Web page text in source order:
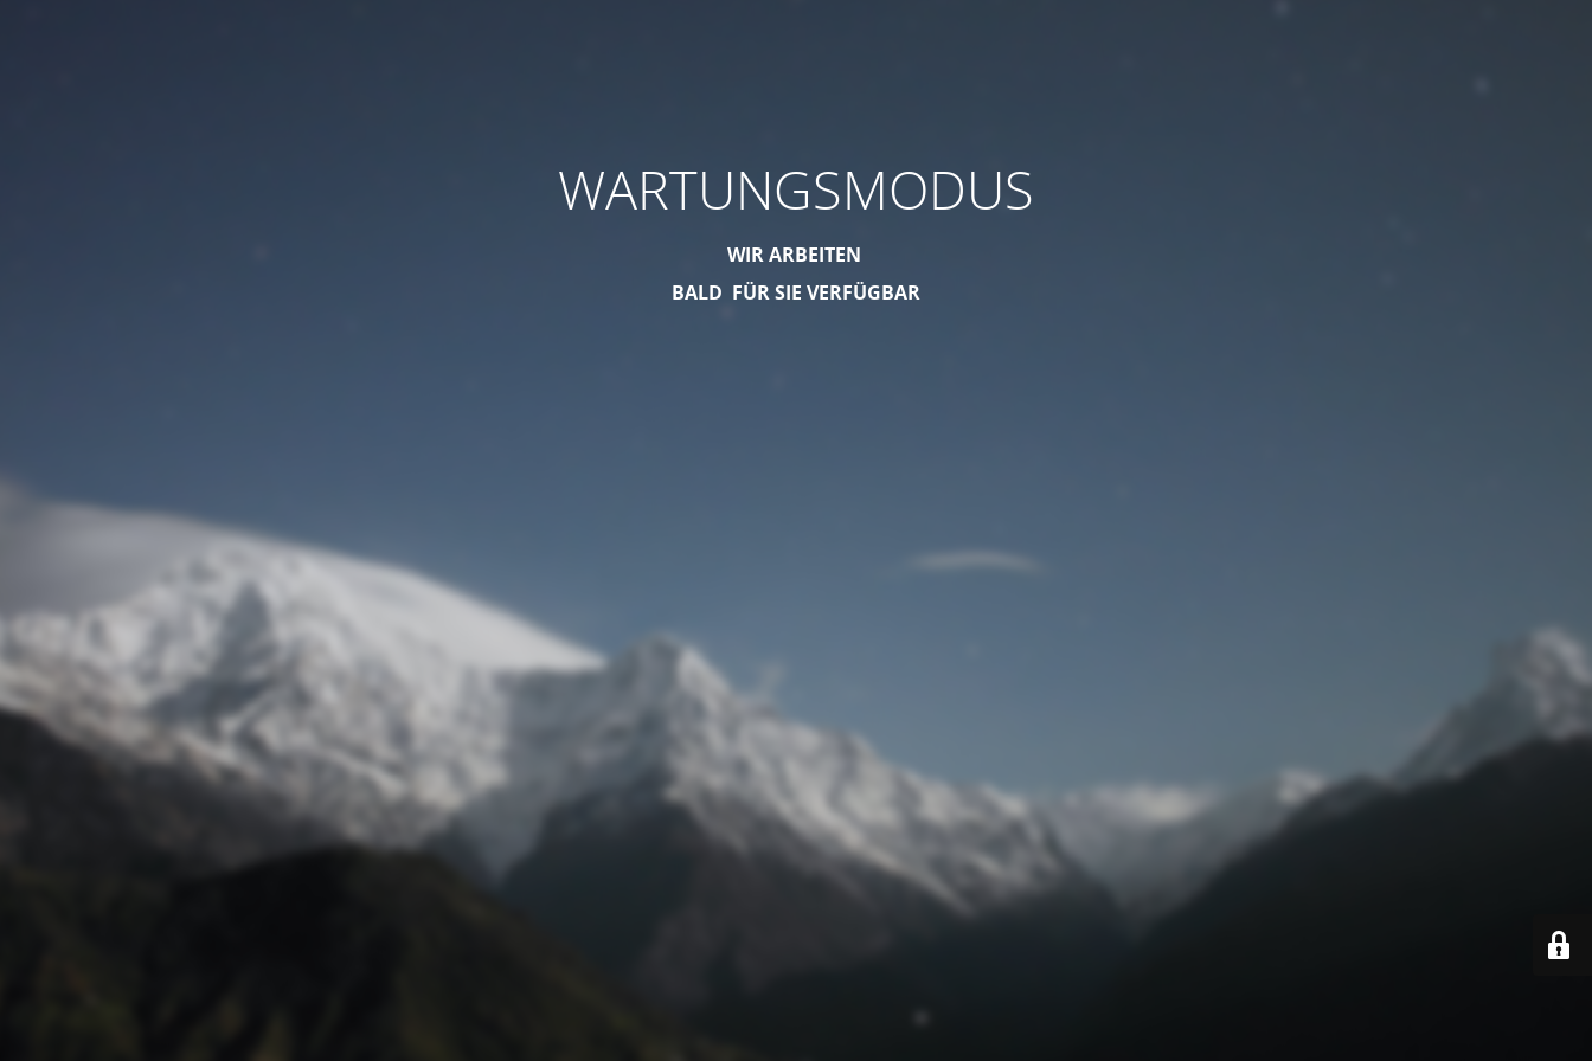
WARTUNGSMODUS
WIR ARBEITEN
BALD FÜR SIE VERFÜGBAR